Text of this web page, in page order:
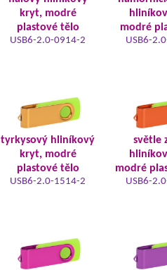
kryt, modré
plastové tělo
USB6-2.0-0914-2
modré
USB6-
tyrkysový hliníkový
kryt, modré
plastové tělo
USB6-2.0-1514-2
světle
modré
USB6-